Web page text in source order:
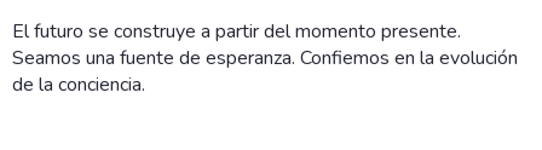
El futuro se construye a partir del momento presente.
Seamos una fuente de esperanza. Confiemos en la evolución
de la conciencia.